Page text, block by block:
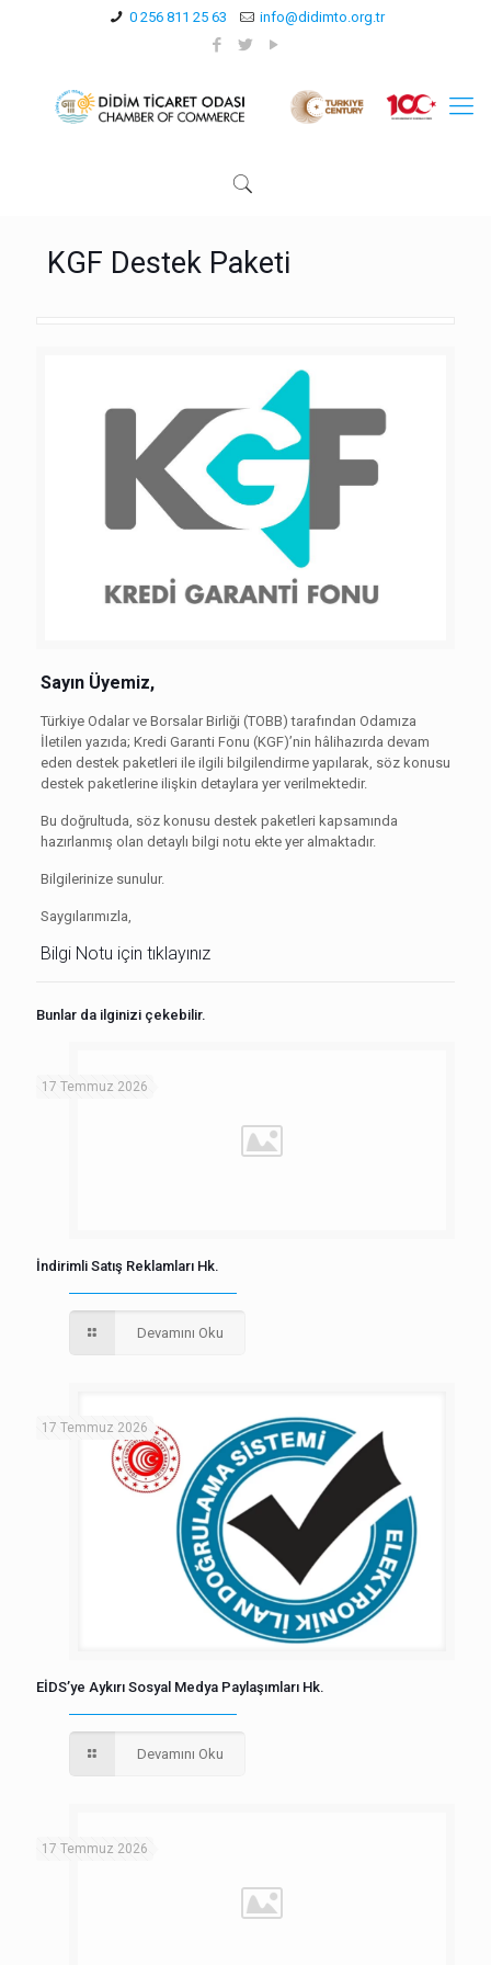
0 256 811 25 63 info@didimto.org.tr
KGF Destek Paketi
Sayın Üyemiz,
Türkiye Odalar ve Borsalar Birliği (TOBB) tarafından Odamıza
İletilen yazıda; Kredi Garanti Fonu (KGF)’nin hâlihazırda devam
eden destek paketleri ile ilgili bilgilendirme yapılarak, söz konusu
destek paketlerine ilişkin detaylara yer verilmektedir.
Bu doğrultuda, söz konusu destek paketleri kapsamında
hazırlanmış olan detaylı bilgi notu ekte yer almaktadır.
Bilgilerinize sunulur.
Saygılarımızla,
Bilgi Notu için tıklayınız
Bunlar da ilginizi çekebilir.
17 Temmuz 2026
İndirimli Satış Reklamları Hk.
Devamını Oku
17 Temmuz 2026
EİDS’ye Aykırı Sosyal Medya Paylaşımları Hk.
Devamını Oku
17 Temmuz 2026